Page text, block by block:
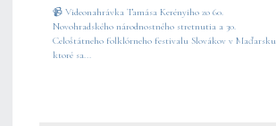
📹 Videonahrávka Tamása Kerényiho zo 60.
Novohradského národnostného stretnutia a 30.
Celoštátneho folklórneho festivalu Slovákov v Maďarsku,
ktoré sa...